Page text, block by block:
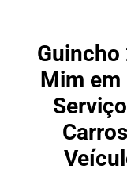
Guincho
Mim em